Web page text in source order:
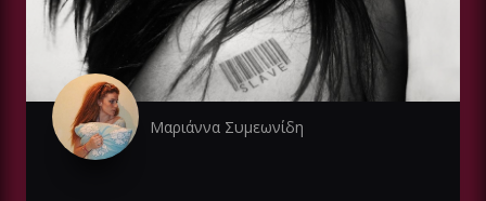
Μαριάννα Συμεωνίδη